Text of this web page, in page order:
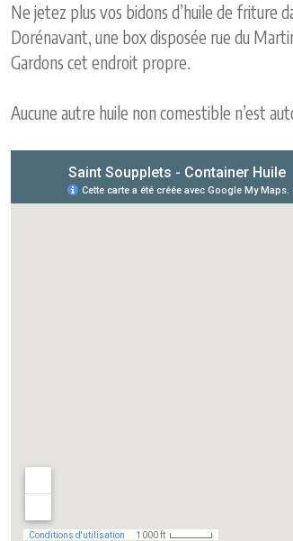
Ne jetez plus vos bidons d’huile de friture
Dorénavant, une box disposée rue du
Gardons cet endroit propre.
Aucune autre huile non comestible n’est